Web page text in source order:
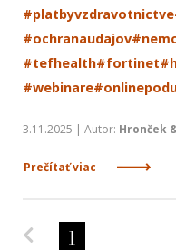
#platbyvzdravotnictve
#ochranaudajov
#tefhealth#fortinet
#webinare
3.11.2025 | Autor: Hronček
Prečítať viac
Predchádzajúca
1